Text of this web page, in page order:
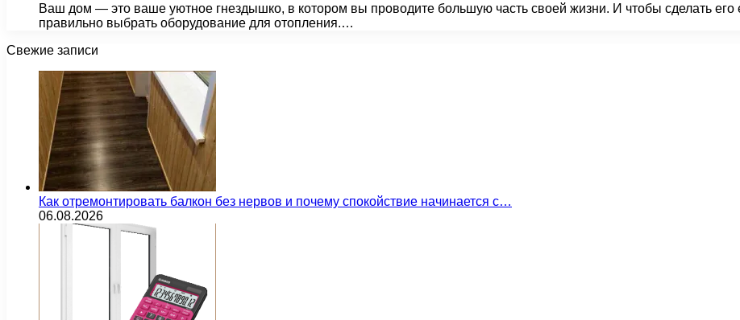
Ваш дом — это ваше уютное гнездышко, в котором вы проводите большую часть своей жизни. И чтобы сделать
правильно выбрать оборудование для отопления.…
Свежие записи
Как отремонтировать балкон без нервов и почему спокойствие начинается с…
06.08.2026